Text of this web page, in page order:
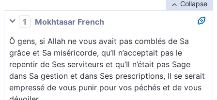
Collapse
1
Mokhtasar French
Ô gens, si Allah ne vous avait pas comblés de Sa
grâce et Sa miséricorde, qu’Il n’acceptait pas le
repentir de Ses serviteurs et qu’Il n’était pas Sage
dans Sa gestion et dans Ses prescriptions, Il se serait
empressé de vous punir pour vos péchés et de vous